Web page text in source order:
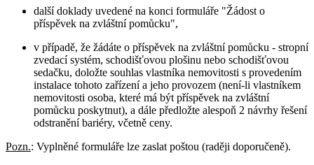
další doklady uvedené na konci formuláře "Žádost o
příspěvek na zvláštní pomůcku",
v případě, že žádáte o příspěvek na zvláštní pomůcku - stropní
zvedací systém, schodišťovou plošinu nebo schodišťovou
sedačku, doložte souhlas vlastníka nemovitosti s provedením
instalace tohoto zařízení a jeho provozem (není-li vlastníkem
nemovitosti osoba, které má být příspěvek na zvláštní
pomůcku poskytnut), a dále předložte alespoň 2 návrhy řešení
odstranění bariéry, včetně ceny.
Pozn.: Vyplněné formuláře lze zaslat poštou (raději doporučeně).